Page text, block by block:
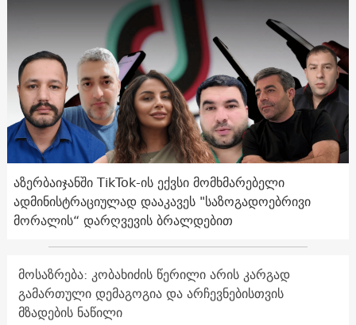
აზერბაიჯანში TikTok-ის ექვსი მომხმარებელი
ადმინისტრაციულად დააკავეს "საზოგადოებრივი
მორალის“ დარღვევის ბრალდებით
მოსაზრება: კობახიძის წერილი არის კარგად
გამართული დემაგოგია და არჩევნებისთვის
მზადების ნაწილი